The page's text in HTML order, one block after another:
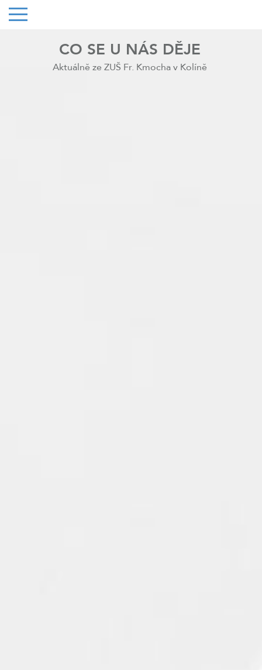
CO SE U NÁS DĚJE
Aktuálně ze ZUŠ Fr. Kmocha v Kolíně